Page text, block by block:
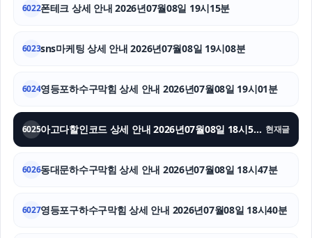
상간남소송
동탄피부과
6022폰테크 상세 안내 2026년07월08일 19시15분
6023sns마케팅 상세 안내 2026년07월08일 19시08분
6024영등포하수구막힘 상세 안내 2026년07월08일 19시01분
6025 아고다할인코드 상세 안내 2026년07월08일 18시54분 현재글
6026동대문하수구막힘 상세 안내 2026년07월08일 18시47분
6027영등포구하수구막힘 상세 안내 2026년07월08일 18시40분